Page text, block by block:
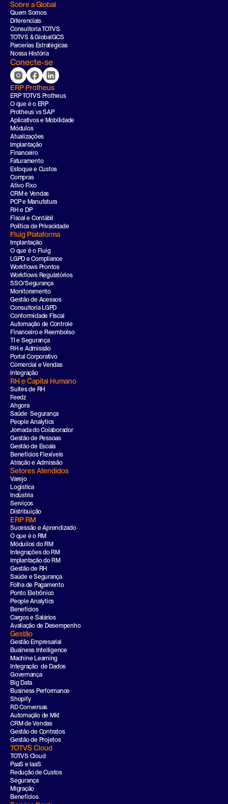
Sobre a Global
Quem Somos
Diferenciais
Consultoria TOTVS
TOTVS & GlobalGCS
Parcerias Estratégicas
Nossa História
Conecte-se
ERP Protheus
ERP TOTVS Protheus
O que é o ERP
Protheus vs SAP
Aplicativos e Mobilidade
Módulos
Atualizações
Implantação
Financeiro
Faturamento
Estoque e Custos
Compras
Ativo Fixo
CRM e Vendas
PCP e Manufatura
RH e DP
Fiscal e Contábil
Política de Privacidade
Fluig Plataforma
Implantação
O que é o Fluig
LGPD e Compliance
Workflows Prontos
Workflows Regulatórios
SSO/Segurança
Monitoramento
Gestão de Acessos
Consultoria LGPD
Conformidade FIscal
Automação de Controle
Financeiro e Reembolso
TI e Segurança
RH e Admissão
Portal Corporativo
Comercial e Vendas
Integração
RH e Capital Humano
Suites de RH
Feedz
Ahgora
Saúde  Segurança
People Analytics
Jornada do Colaborador
Gestão de Pessoas
Gestão de Escala
Benefícios Flexíveis
Atração e Admissão
Setores Atendidos
Varejo
Logística
Indústria
Serviços
Distribuição
ERP RM
Sucessão e Aprendizado
O que é o RM
Móduilos do RM
Integrações do RM
Implantação do RM
Gestão de RH
Saúde e Segurança
Folha de Pagamento
Ponto Eletrônico
People Analytics
Benefícios
Cargos e Salários
Avaliação de Desempenho
Gestão
Gestão Empresarial
Business Intelligence
Machine Learning
Integração  de Dados
Governança
Big Data
Business Performance
Shopify
RD Conversas
Automação de Mkt
CRM de Vendas
Gestão de Contratos
Gestão de Projetos
TOTVS Cloud
TOTVS Cloud
PaaS e IaaS
Redução de Custos
Segurança
Migração
Benefícios